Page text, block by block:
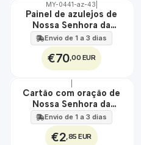
🇵🇹
100%
EXT.
MY-0441-az-43
Painel de azulejos de
Nossa Senhora da
Conceição 45 cm x 60
cm
Envio de 1 a 3 dias
€70,00 EUR
🇵🇹
100%
Cartão com oração de
Nossa Senhora da
Conceição
Envio de 1 a 3 dias
€2,85 EUR